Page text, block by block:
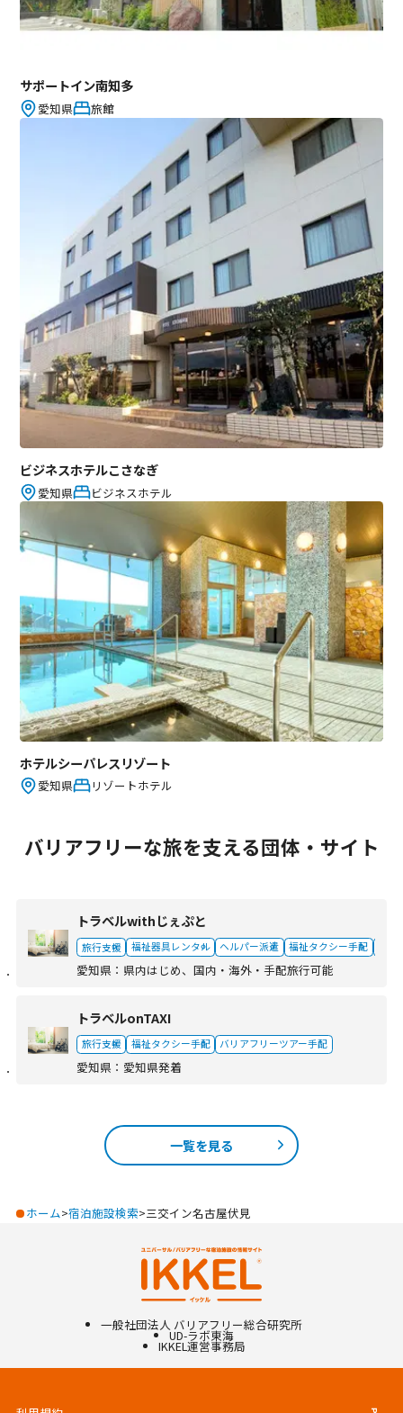
サポートイン南知多
愛知県 旅館
ビジネスホテルこさなぎ
愛知県 ビジネスホテル
ホテルシーパレスリゾート
愛知県 リゾートホテル
バリアフリーな旅を支える団体・サイト
トラベルwithじぇぷと
旅行支援 福祉器具レンタル ヘルパー派遣 福祉タクシー手配
愛知県 ： 県内はじめ、国内・海外・手配旅行可能
トラベルonTAXI
旅行支援 福祉タクシー手配 バリアフリーツアー手配
愛知県 ： 愛知県発着
一覧を見る
ホーム 宿泊施設検索 三交イン名古屋伏見
一般社団法人 バリアフリー総合研究所
UD-ラボ東海
IKKEL 運営事務局